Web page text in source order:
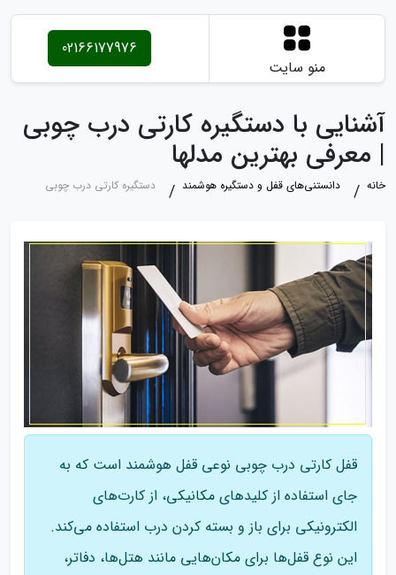
منو سایت
02166177976
آشنایی با دستگیره کارتی درب چوبی
| معرفی بهترین مدلها
خانه دانستنی‌های قفل و دستگیره هوشمند دستگیره کارتی درب چوبی
قفل کارتی درب چوبی نوعی قفل هوشمند است که به
جای استفاده از کلیدهای مکانیکی، از کارت‌های
الکترونیکی برای باز و بسته کردن درب استفاده می‌کند.
این نوع قفل‌ها برای مکان‌هایی مانند هتل‌ها، دفاتر،